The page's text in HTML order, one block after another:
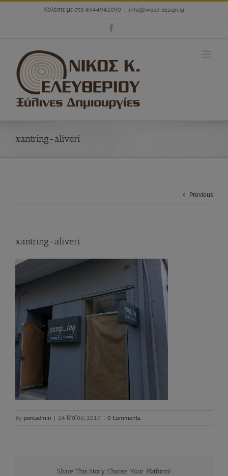
Skip
Καλέστε με στο 6944942090 | info@wood-design.gr
xantring-aliveri
Previous
xantring-aliveri
By pontadmin | 24 Μαΐου, 2017 | 0 Comments
Share This Story, Choose Your Platform!